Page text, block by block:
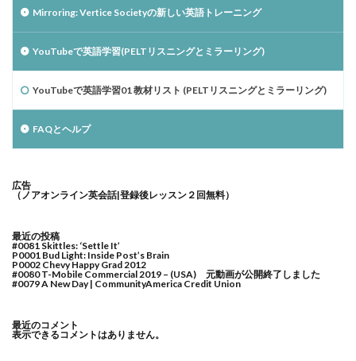
Mirroring: Vertice Societyの新しい英語トレーニング
YouTubeで英語学習(PELTリスニングとミラーリング)
YouTubeで英語学習01 教材リスト (PELTリスニングとミラーリング)
FAQとヘルプ
広告
（ノアオンライン英会話|登録後レッスン２回無料）
最近の投稿
#0081 Skittles: ‘Settle It’
P0001 Bud Light: Inside Post’s Brain
P0002 Chevy Happy Grad 2012
#0080 T-Mobile Commercial 2019 – (USA) 元動画が公開終了しました
#0079 A New Day | CommunityAmerica Credit Union
最近のコメント
表示できるコメントはありません。